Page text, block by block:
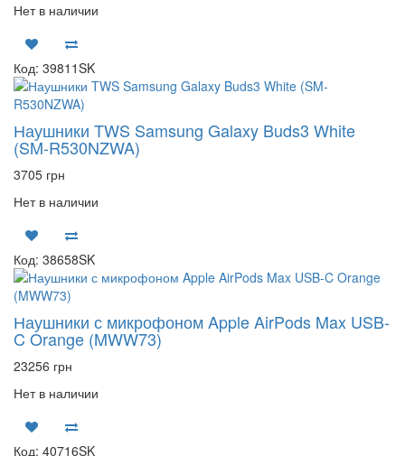
Нет в наличии
Код: 39811SK
Наушники TWS Samsung Galaxy Buds3 White
(SM-R530NZWA)
3705 грн
Нет в наличии
Код: 38658SK
Наушники с микрофоном Apple AirPods Max USB-
C Orange (MWW73)
23256 грн
Нет в наличии
Код: 40716SK